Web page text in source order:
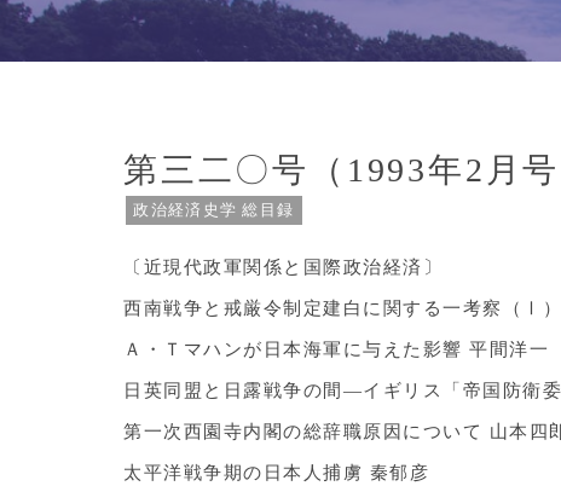
第三二〇号（1993年2月号
政治経済史学 総目録
〔近現代政軍関係と国際政治経済〕
西南戦争と戒厳令制定建白に関する一考察（Ⅰ
Ａ・Ｔマハンが日本海軍に与えた影響 平間洋一
日英同盟と日露戦争の間―イギリス「帝国防衛
第一次西園寺内閣の総辞職原因について 山本四
太平洋戦争期の日本人捕虜 秦郁彦